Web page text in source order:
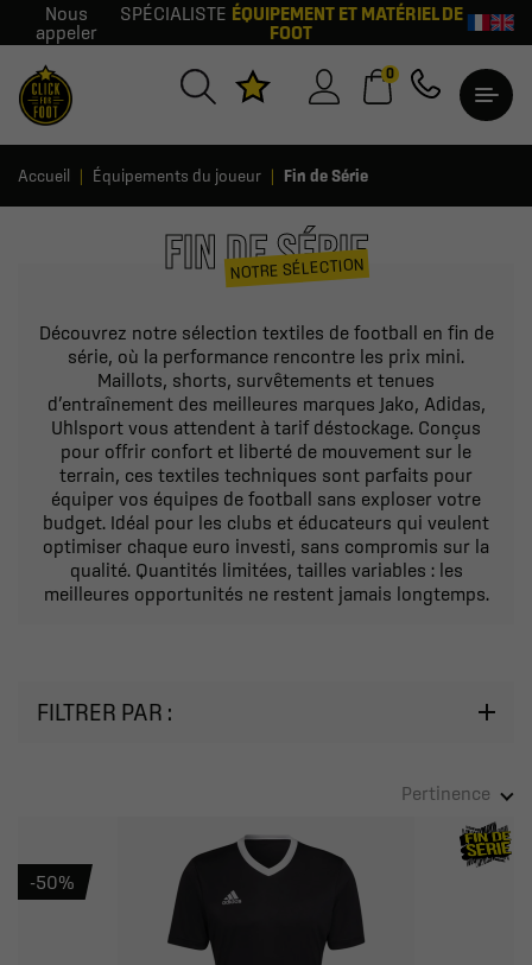
Nous
appeler
SPÉCIALISTE ÉQUIPEMENT ET MATÉRIEL DE
FOOT
0
Accueil Équipements du joueur Fin de Série
FIN DE SÉRIE
NOTRE SÉLECTION
Découvrez notre sélection textiles de football en fin de
série, où la performance rencontre les prix mini.
Maillots, shorts, survêtements et tenues
d’entraînement des meilleures marques Jako, Adidas,
Uhlsport vous attendent à tarif déstockage. Conçus
pour offrir confort et liberté de mouvement sur le
terrain, ces textiles techniques sont parfaits pour
équiper vos équipes de football sans exploser votre
budget. Idéal pour les clubs et éducateurs qui veulent
optimiser chaque euro investi, sans compromis sur la
qualité. Quantités limitées, tailles variables : les
meilleures opportunités ne restent jamais longtemps.
FILTRER PAR :
Pertinence
-50%